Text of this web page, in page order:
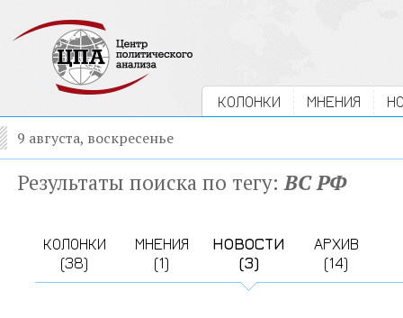
КОЛОНКИ МНЕНИЯ
9 августа, воскресенье
Результаты поиска по тегу:ВС РФ
КОЛОНКИ
(38)
МНЕНИЯ
(1)
НОВОСТИ
(3)
АРХИВ
(14)